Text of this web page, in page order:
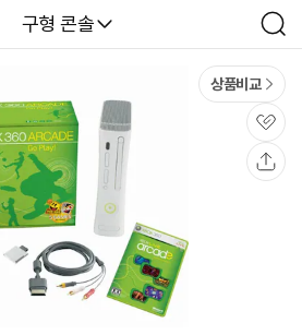
다나와
구형 콘솔
검
색
상품비교
관
심